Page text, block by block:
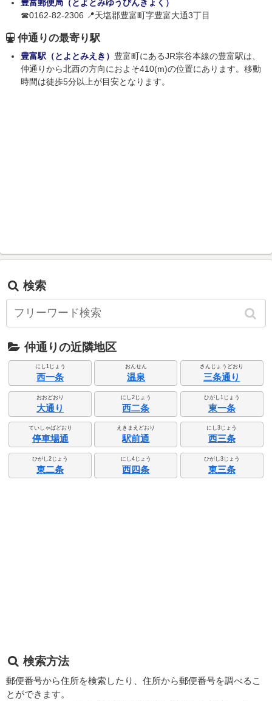
豊富郵便局（とよとみゆうびんきょく）
☎0162-82-2306 📍天塩郡豊富町字豊富大通3丁目
仲通りの最寄り駅
豊富駅（とよとみえき） 豊富町にあるJR宗谷本線の豊富駅は、
仲通りから北西の方向におよそ410(m)の位置にあります。移動
時間は徒歩5分以上が目安となります。
検索
仲通りの近隣地区
にし1じょう
西一条
おんせん
温泉
さんじょうどおり
三条通り
おおどおり
大通り
にし2じょう
西二条
ひがし1じょう
東一条
ていしゃばどおり
停車場通
えきまえどおり
駅前通
にし3じょう
西三条
ひがし2じょう
東二条
にし4じょう
西四条
ひがし3じょう
東三条
検索方法
郵便番号から住所を検索したり、住所から郵便番号を調べるこ
とができます。